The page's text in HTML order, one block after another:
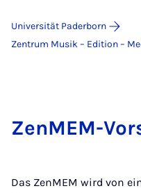
Universität Paderborn
Zentrum Musik – Edition –
ZenMEM-
Das ZenMEM wird von